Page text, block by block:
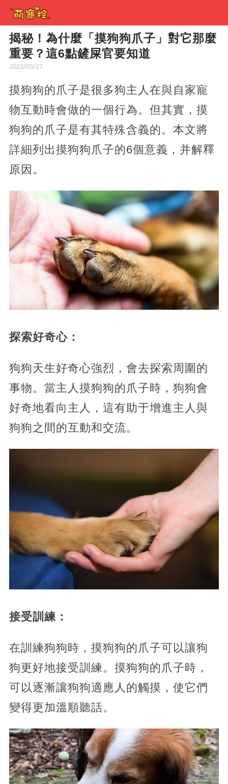
揭秘！為什麼「摸狗狗爪子」對它那麼
重要？這6點鏟屎官要知道
2023/03/27
摸狗狗的爪子是很多狗主人在與自家寵
物互動時會做的一個行為。但其實，摸
狗狗的爪子是有其特殊含義的。本文將
詳細列出摸狗狗爪子的6個意義，并解釋
原因。
探索好奇心：
狗狗天生好奇心強烈，會去探索周圍的
事物。當主人摸狗狗的爪子時，狗狗會
好奇地看向主人，這有助于增進主人與
狗狗之間的互動和交流。
接受訓練：
在訓練狗狗時，摸狗狗的爪子可以讓狗
狗更好地接受訓練。摸狗狗的爪子時，
可以逐漸讓狗狗適應人的觸摸，使它們
變得更加溫順聽話。